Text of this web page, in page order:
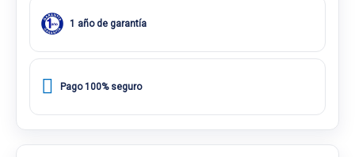
1 año de garantía
Pago 100% seguro